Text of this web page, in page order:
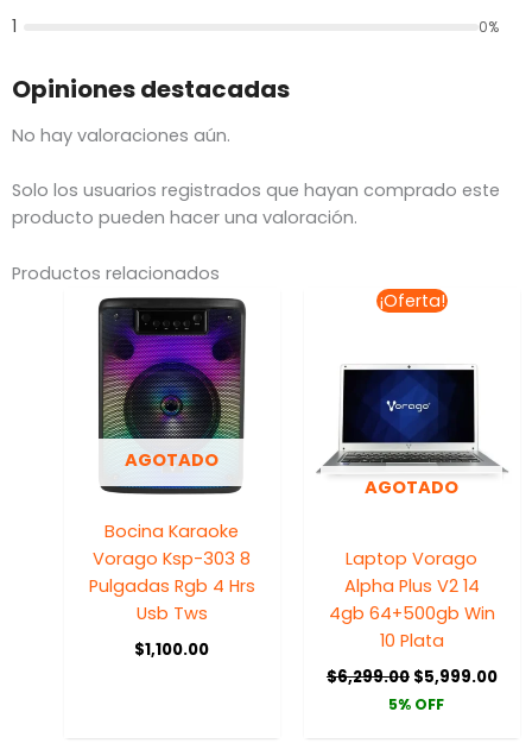
1 0%
Opiniones destacadas
No hay valoraciones aún.
Solo los usuarios registrados que hayan comprado este
producto pueden hacer una valoración.
Productos relacionados
AGOTADO
Bocina Karaoke
Vorago Ksp-303 8
Pulgadas Rgb 4 Hrs
Usb Tws
$1,100.00
¡Oferta!
AGOTADO
Laptop Vorago
Alpha Plus V2 14
4gb 64+500gb Win
10 Plata
$6,299.00
El
precio
$6,299.00.
$5,999.00
5% OFF